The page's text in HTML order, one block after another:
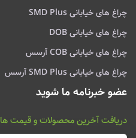
چراغ های خیابانی SMD Plus
چراغ های خیابانی DOB
چراغ های خیابانی COB آرسس
چراغ های خیابانی SMD Plus آرسس
عضو خبرنامه ما شوید
دریافت آخرین محصولات و قیمت ها